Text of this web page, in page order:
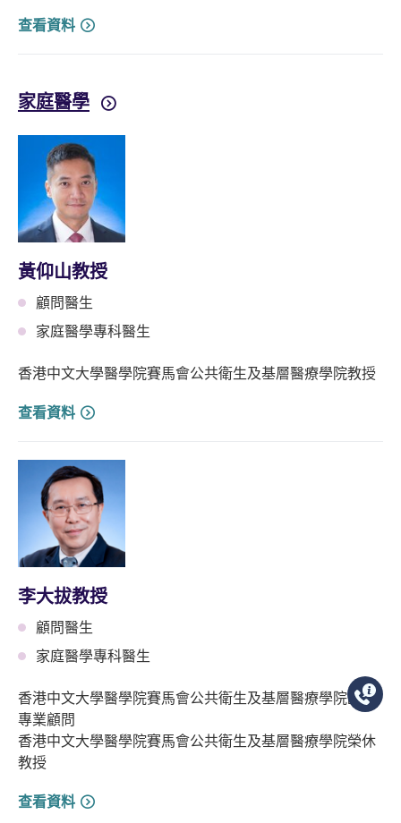
查看資料
家庭醫學
黃仰山教授
顧問醫生
家庭醫學專科醫生
香港中文大學醫學院賽馬會公共衛生及基層醫療學院教授
查看資料
李大拔教授
顧問醫生
家庭醫學專科醫生
香港中文大學醫學院賽馬會公共衛生及基層醫療學院臨床
專業顧問
香港中文大學醫學院賽馬會公共衛生及基層醫療學院榮休
教授
查看資料